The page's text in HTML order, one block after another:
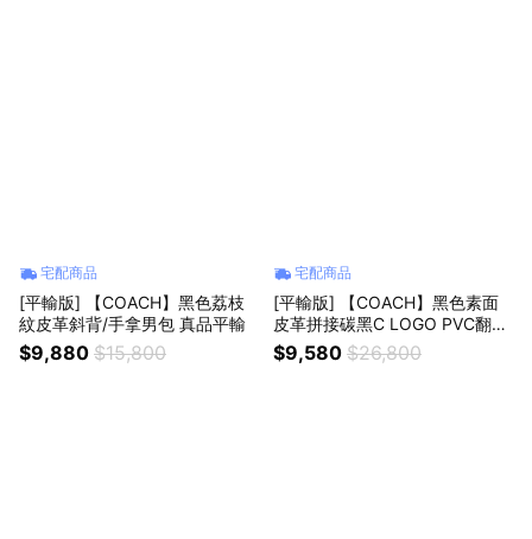
宅配商品
[平輸版] 【COACH】黑色荔枝
紋皮革斜背/手拿男包 真品平輸
$9,880 $15,800
宅配商品
[平輸版] 【COACH】黑色素面
皮革拼接碳黑C LOGO PVC翻蓋
斜背郵差男包 真品平輸
$9,580 $26,800